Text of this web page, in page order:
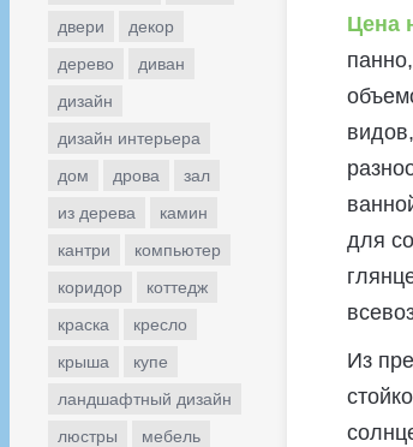
двери
декор
дерево
диван
дизайн
дизайн интерьера
дом
дрова
зал
из дерева
камин
кантри
компьютер
коридор
коттедж
краска
кресло
крыша
купе
ландшафтный дизайн
люстры
мебель
Цена
для
Из